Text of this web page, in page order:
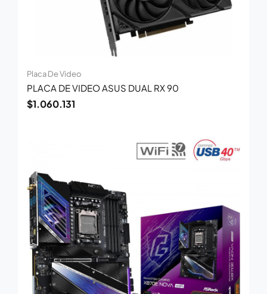
Placa De Video
PLACA DE VIDEO ASUS DUAL RX 90
$1.060.131